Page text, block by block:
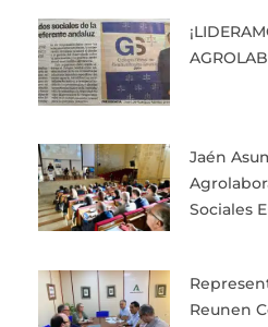
Jaén
Sociales
Reunen